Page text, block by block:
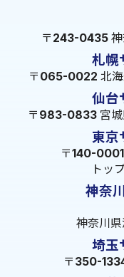
〒243-0435 神
札幌
〒065-0022 北海
仙台
〒983-0833 宮城
東京
〒140-
トッ
神奈
神奈川
埼玉
〒350-